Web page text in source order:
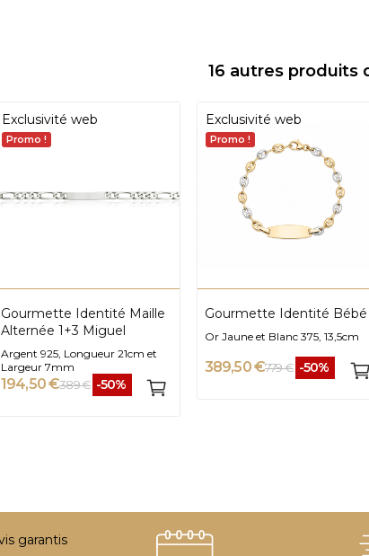
16 autres produits
Exclusivité web
Promo !
Gourmette Identité Maille
Alternée 1+3 Miguel
Argent 925, Longueur 21cm et
Largeur 7mm
194,50 €389 € -50%
Exclusivité web
Promo !
Gourmette Identité Bébé
Or Jaune et Blanc 375, 13,5cm
389,50 €779 € -50%